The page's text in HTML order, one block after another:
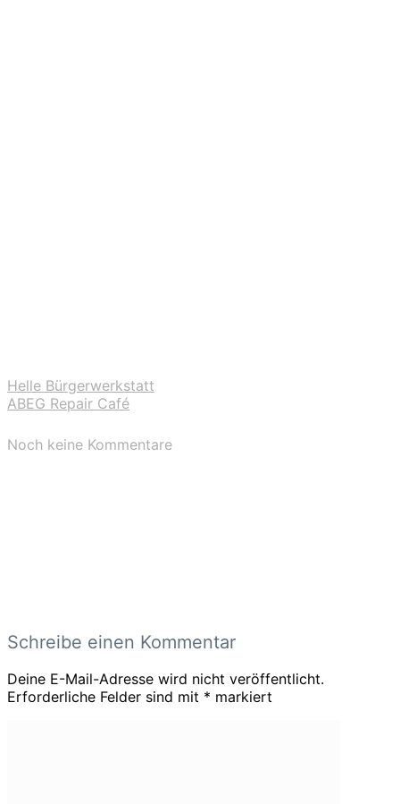
Helle Bürgerwerkstatt
ABEG Repair Café
Noch keine Kommentare
Schreibe einen Kommentar
Deine E-Mail-Adresse wird nicht veröffentlicht.
Erforderliche Felder sind mit * markiert